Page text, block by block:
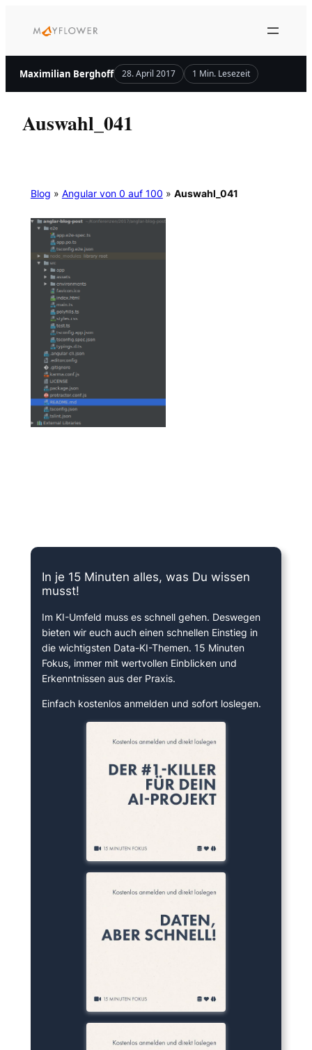
Inhalt
Maximilian Berghoff 28. April 2017 1 Min. Lesezeit
Auswahl_041
Blog » Angular von 0 auf 100 » Auswahl_041
In je 15 Minuten alles, was Du wissen
musst!
Im KI-Umfeld muss es schnell gehen. Deswegen
bieten wir euch auch einen schnellen Einstieg in
die wichtigsten Data-KI-Themen. 15 Minuten
Fokus, immer mit wertvollen Einblicken und
Erkenntnissen aus der Praxis.
Einfach kostenlos anmelden und sofort loslegen.